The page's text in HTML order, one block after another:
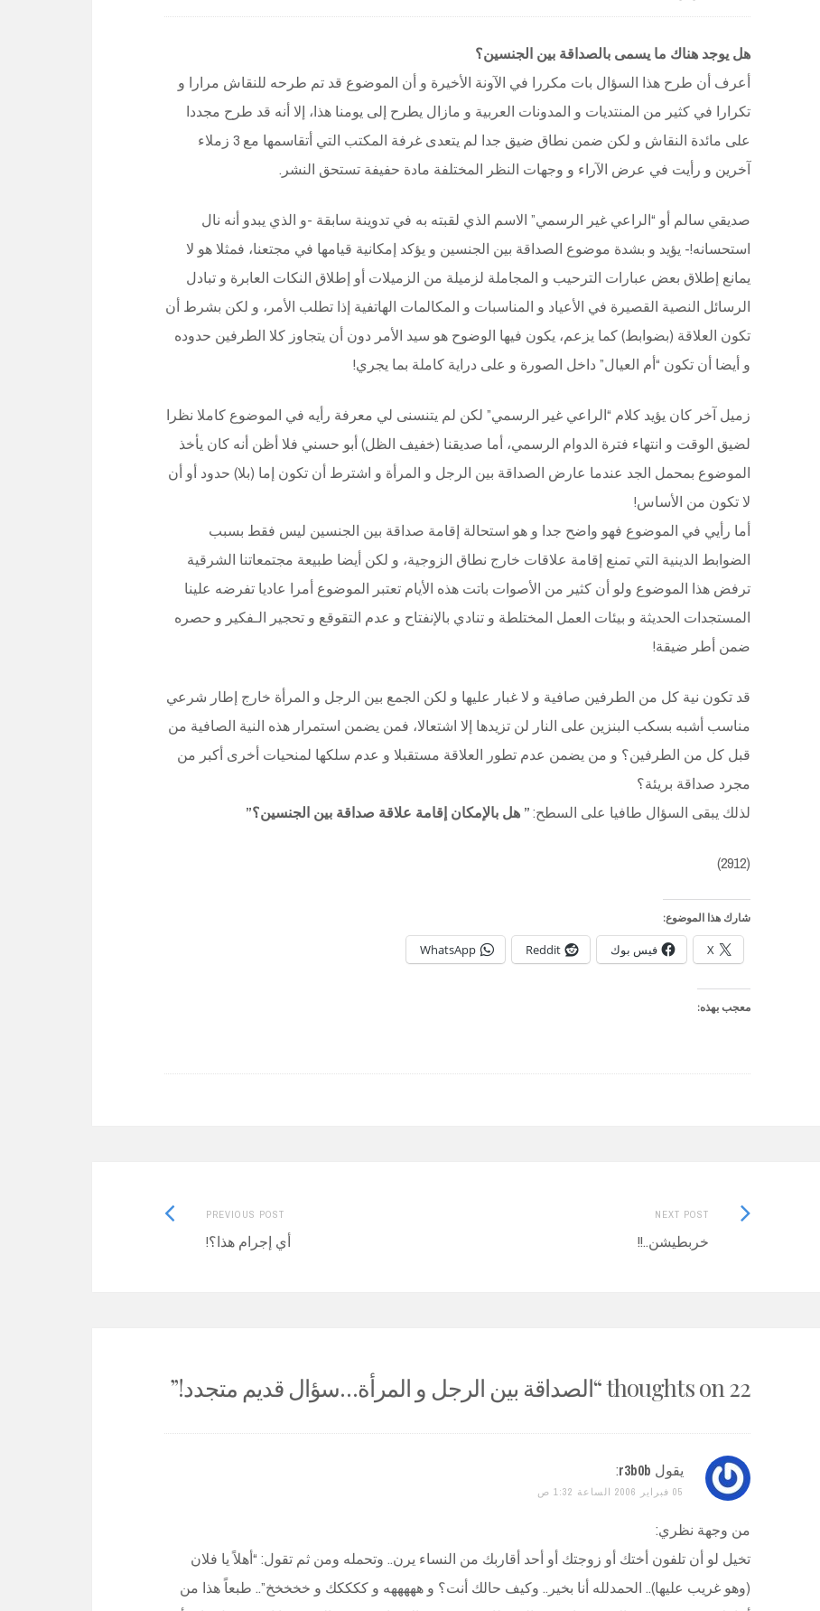
هل يوجد هناك ما يسمى بالصداقة بين الجنسين؟
أعرف أن طرح هذا السؤال بات مكررا في الآونة الأخيرة و أن الموضوع قد تم طرحه للنقاش مرارا و
تكرارا في كثير من المنتديات و المدونات العربية و مازال يطرح إلى يومنا هذا، إلا أنه قد طرح مجددا
على مائدة النقاش و لكن ضمن نطاق ضيق جدا لم يتعدى غرفة المكتب التي أتقاسمها مع 3 زملاء
آخرين و رأيت في عرض الآراء و وجهات النظر المختلفة مادة حفيفة تستحق النشر.
صديقي سالم أو “الراعي غير الرسمي” الاسم الذي لقبته به في تدوينة سابقة -و الذي يبدو أنه نال
استحسانه!- يؤيد و بشدة موضوع الصداقة بين الجنسين و يؤكد إمكانية قيامها في مجتعنا، فمثلا هو لا
يمانع إطلاق بعض عبارات الترحيب و المجاملة لزميلة من الزميلات أو إطلاق النكات العابرة و تبادل
الرسائل النصية القصيرة في الأعياد و المناسبات و المكالمات الهاتفية إذا تطلب الأمر، و لكن بشرط أن
تكون العلاقة (بضوابط) كما يزعم، يكون فيها الوضوح هو سيد الأمر دون أن يتجاوز كلا الطرفين حدوده
و أيضا أن تكون “أم العيال” داخل الصورة و على دراية كاملة بما يجري!
زميل آخر كان يؤيد كلام “الراعي غير الرسمي” لكن لم يتنسنى لي معرفة رأيه في الموضوع كاملا نظرا
لضيق الوقت و انتهاء فترة الدوام الرسمي، أما صديقنا (خفيف الظل) أبو حسني فلا أظن أنه كان يأخذ
الموضوع بمحمل الجد عندما عارض الصداقة بين الرجل و المرأة و اشترط أن تكون إما (بلا) حدود أو أن
لا تكون من الأساس!
أما رأيي في الموضوع فهو واضح جدا و هو استحالة إقامة صداقة بين الجنسين ليس فقط بسبب
الضوابط الدينية التي تمنع إقامة علاقات خارج نطاق الزوجية، و لكن أيضا طبيعة مجتمعاتنا الشرقية
ترفض هذا الموضوع ولو أن كثير من الأصوات باتت هذه الأيام تعتبر الموضوع أمرا عاديا تفرضه علينا
المستجدات الحديثة و بيئات العمل المختلطة و تنادي بالإنفتاح و عدم التقوقع و تحجير الـفكير و حصره
ضمن أطر ضيقة!
قد تكون نية كل من الطرفين صافية و لا غبار عليها و لكن الجمع بين الرجل و المرأة خارج إطار شرعي
مناسب أشبه بسكب البنزين على النار لن تزيدها إلا اشتعالا، فمن يضمن استمرار هذه النية الصافية من
قبل كل من الطرفين؟ و من يضمن عدم تطور العلاقة مستقبلا و عدم سلكها لمنحيات أخرى أكبر من
مجرد صداقة بريئة؟
لذلك يبقى السؤال طافيا على السطح:” هل بالإمكان إقامة علاقة صداقة بين الجنسين؟”
(2912)
شارك هذا الموضوع:
X فيس بوك Reddit
WhatsApp
معجب بهذه:
Post
PREVIOUS POST
Previous
post:أي إجرام هذا؟!
NEXT POST
خربطيشن..!!
Next
Post:
22 thoughts on “ الصداقة بين الرجل و المرأة…سؤال قديم متجدد!”
يقول r3b0b
:
05 فبراير 2006 الساعة 1:32 ص
من وجهة نظري:
تخيل لو أن تلفون أختك أو زوجتك أو أحد أقاربك من النساء يرن.. وتحمله ومن ثم تقول: “أهلاً يا فلان
(وهو غريب عليها).. الحمدلله أنا بخير.. وكيف حالك أنت؟ و هههههه و ككككك و خخخخخ”.. طبعاً هذا من